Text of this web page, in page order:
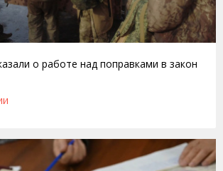
о работе над поправками в закон